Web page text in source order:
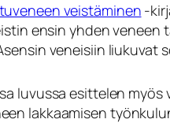
veistäminen -
ensin yhden veneen
veneisiin liukuvat
luvussa esittelen
lakkaamisen